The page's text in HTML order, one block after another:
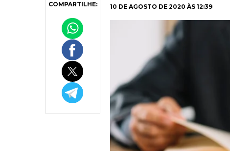
COMPARTILHE: 10 DE AGOSTO DE 2020 ÀS 12:39